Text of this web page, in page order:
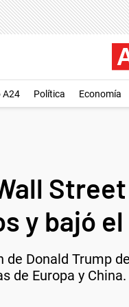
A24 Política Economía
y bajó
de Donald Trump
de Europa y China.